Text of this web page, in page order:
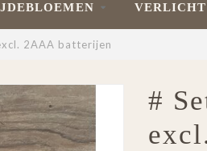
2AAA batterijen
#